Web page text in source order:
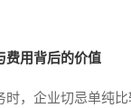
费用背后的价值
，企业切忌单纯比